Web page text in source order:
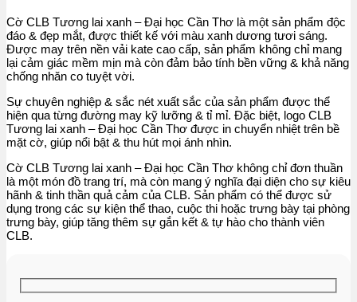
Cờ CLB Tương lai xanh – Đại học Cần Thơ là một sản phẩm độc
đáo & đẹp mắt, được thiết kế với màu xanh dương tươi sáng.
Được may trên nền vải kate cao cấp, sản phẩm không chỉ mang
lại cảm giác mềm mịn mà còn đảm bảo tính bền vững & khả năng
chống nhăn co tuyệt vời.
Sự chuyên nghiệp & sắc nét xuất sắc của sản phẩm được thể
hiện qua từng đường may kỹ lưỡng & tỉ mỉ. Đặc biệt, logo CLB
Tương lai xanh – Đại học Cần Thơ được in chuyển nhiệt trên bề
mặt cờ, giúp nổi bật & thu hút mọi ánh nhìn.
Cờ CLB Tương lai xanh – Đại học Cần Thơ không chỉ đơn thuần
là một món đồ trang trí, mà còn mang ý nghĩa đại diện cho sự kiêu
hãnh & tinh thần quả cảm của CLB. Sản phẩm có thể được sử
dụng trong các sự kiện thể thao, cuộc thi hoặc trưng bày tại phòng
trưng bày, giúp tăng thêm sự gắn kết & tự hào cho thành viên
CLB.